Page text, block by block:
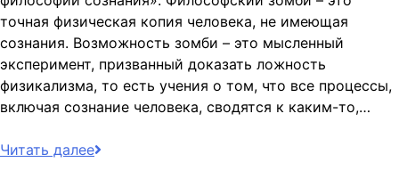
точная физическая копия человека, не имеющая
сознания. Возможность зомби – это мысленный
эксперимент, призванный доказать ложность
физикализма, то есть учения о том, что все процессы,
включая сознание человека, сводятся к каким-то,…
Читать далее